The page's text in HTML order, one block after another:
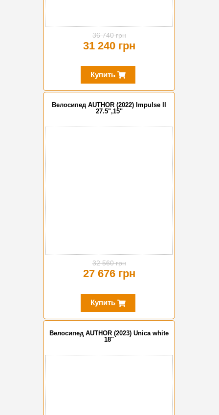
36 740 грн
31 240 грн
Купить
Велосипед AUTHOR (2022) Impulse II
27.5",15"
32 560 грн
27 676 грн
Купить
Велосипед AUTHOR (2023) Unica white
18"